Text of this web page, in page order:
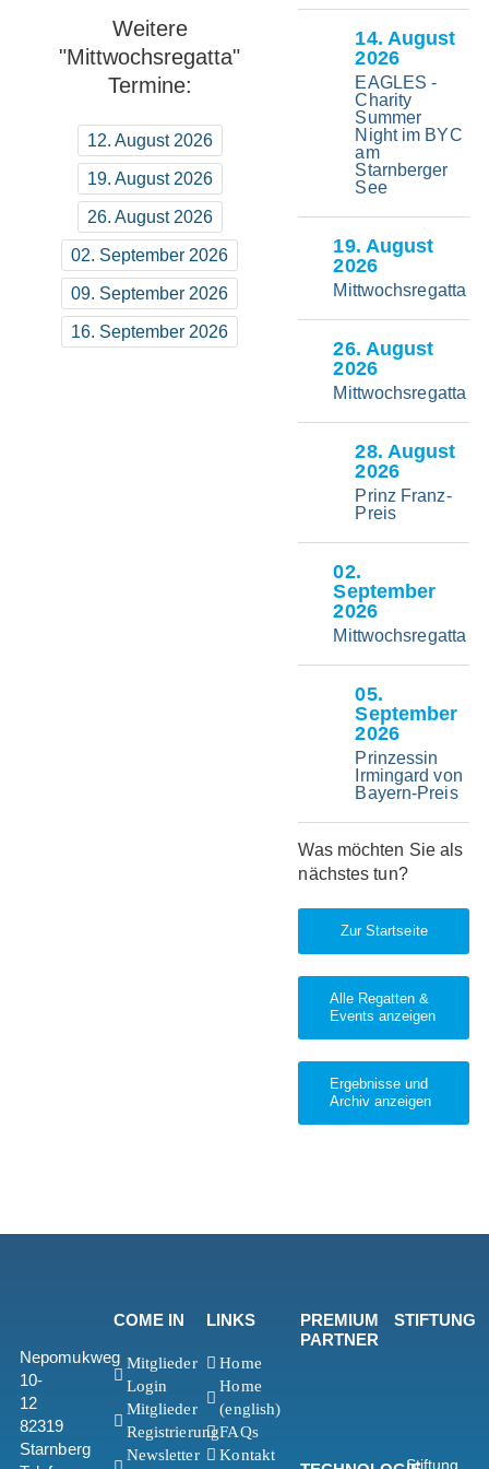
19. August MRSV
16. Juni SCW
26. August BYC
24. Juni MRSV
01. Juli BYC
09. September SCW
08. Juli MYC
16. September MRSV
Weitere
"Mittwochsregatta"
Termine:
12. August 2026
19. August 2026
26. August 2026
02. September 2026
09. September 2026
16. September 2026
14. August
2026
EAGLES -
Charity
Summer
Night im BYC
am
Starnberger
See
19. August
2026
Mittwochsregatta
26. August
2026
Mittwochsregatta
28. August
2026
Prinz Franz-
Preis
02.
September
2026
Mittwochsregatta
05.
September
2026
Prinzessin
Irmingard von
Bayern-Preis
Was möchten Sie als
nächstes tun?
Zur Startseite
Alle Regatten &
Events anzeigen
Ergebnisse und
Archiv anzeigen
Nepomukweg
10-
12
82319
Starnberg
COME IN
Mitglieder
Login
Mitglieder
Registrierung
Newsletter
LINKS
Home
Home
(english)
FAQs
Kontakt
PREMIUM
PARTNER
STIFTUNG
Stiftung